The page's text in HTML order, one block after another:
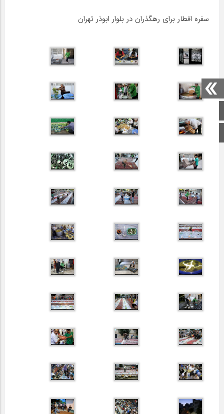
اینستاگرام
سفره افطار برای رهگذران در بلوار ابوذر تهران